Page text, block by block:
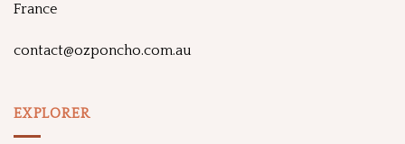
France
contact@ozponcho.com.au
EXPLORER